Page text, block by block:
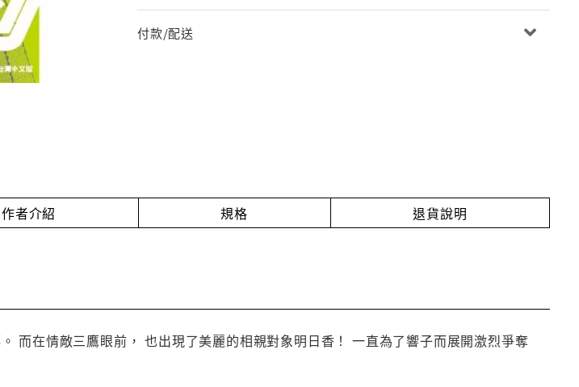
付款/配送
作者介紹 規格 退貨說明
而在情敵三鷹眼前， 也出現了美麗的相親對象明日香！ 一直為了響子而展開激烈爭奪